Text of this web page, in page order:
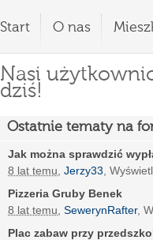
Start O nas
Nasi
dziś!
Ostatnie tematy na
Jak można sprawdzić
8 lat temu Jerzy33 ,
Pizzeria Gruby Benek
8 lat temu SewerynRafter,
Plac zabaw przy